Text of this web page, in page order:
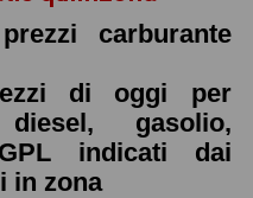
carburante
di oggi per
diesel, gasolio,
indicati dai
in zona